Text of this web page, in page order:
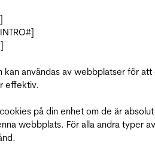
kan användas av webbplatser för att
effektiv.
på din enhet om de är absolut
webbplats. För alla andra typer av